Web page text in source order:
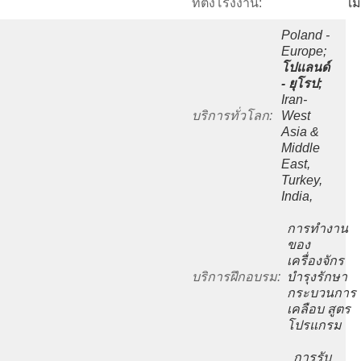
ที่ตั้งโรงงาน: เ
บริการทั่วโลก:
Poland -
Europe;
โปแลนด์
- ยุโรป;
Iran-
West
Asia &
Middle
East,
Turkey,
India,
บริการฝึกอบรม:
การทำงาน
ของ
เครื่องจักร
บำรุงรักษา
กระบวนการ
เคลือบ สูตร
โปรแกรม
การรับ